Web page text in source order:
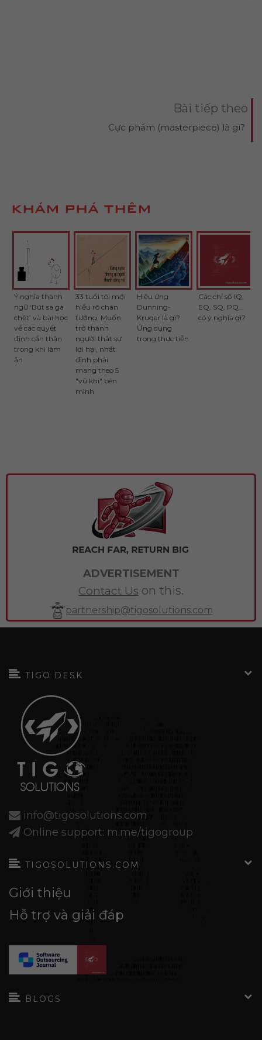
Bài tiếp theo
Cực phẩm (masterpiece) là gì?
Ý nghĩa thành
ngữ ‘Bút sa gà
chết’ và bài học
về các quyết
định cẩn thận
trong khi làm
33 tuổi tôi mới
hiểu rõ chân
tướng: Muốn
trở thành
người thật sự
lợi hại, nhất
định phải
mang theo 5
"vũ khí" bên
Hiệu ứng
Dunning-
Kruger là gì?
Ứng dụng
Các chỉ số IQ,
EQ, SQ, PQ...
ADVERTISEMENT
Contact Us on this.
partnership@tigosolutions.com
info@tigosolutions.com
Giới thiệu
Hỗ trợ và giải đáp